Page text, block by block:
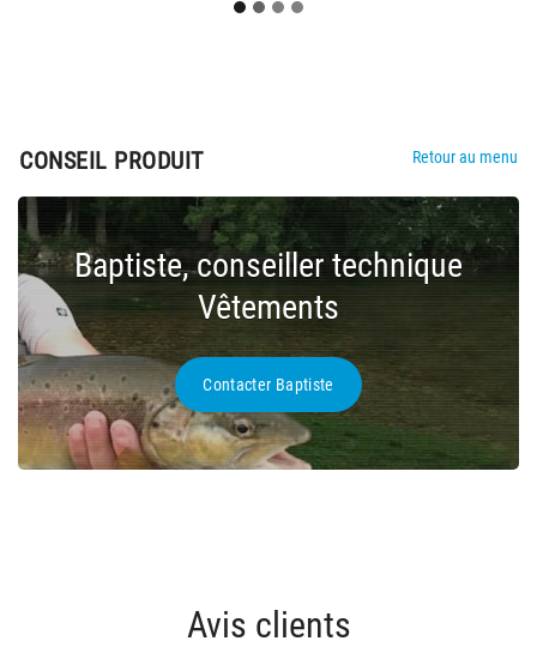
CONSEIL PRODUIT Retour au menu
Baptiste, conseiller technique
Vêtements
Contacter Baptiste
Avis clients